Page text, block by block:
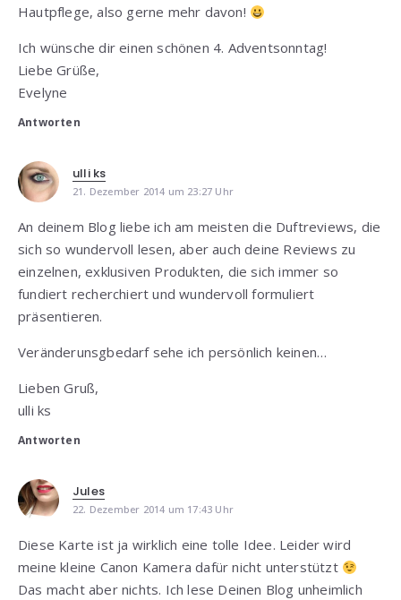
Hautpflege, also gerne mehr davon!
Ich wünsche dir einen schönen 4. Adventsonntag!
Liebe Grüße,
Evelyne
Antworten
ulli ks
21. Dezember 2014 um 23:27 Uhr
An deinem Blog liebe ich am meisten die Duftreviews, die
sich so wundervoll lesen, aber auch deine Reviews zu
einzelnen, exklusiven Produkten, die sich immer so
fundiert recherchiert und wundervoll formuliert
präsentieren.
Veränderunsgbedarf sehe ich persönlich keinen…
Lieben Gruß,
ulli ks
Antworten
Jules
22. Dezember 2014 um 17:43 Uhr
Diese Karte ist ja wirklich eine tolle Idee. Leider wird
meine kleine Canon Kamera dafür nicht unterstützt
Das macht aber nichts. Ich lese Deinen Blog unheimlich